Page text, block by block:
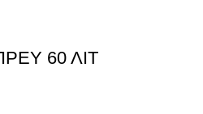
60 ΛΙΤ